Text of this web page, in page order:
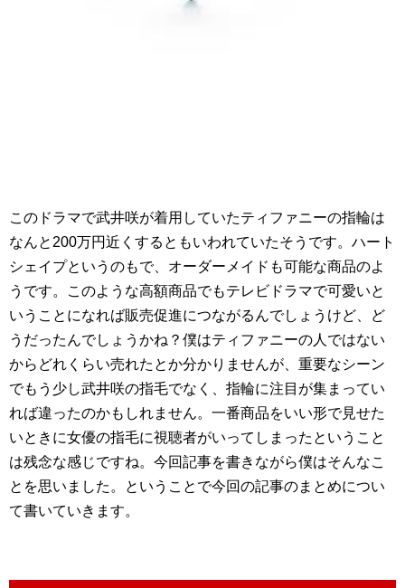
このドラマで武井咲が着用していたティファニーの指輪は
なんと200万円近くするともいわれていたそうです。ハート
シェイプというのもで、オーダーメイドも可能な商品のよ
うです。このような高額商品でもテレビドラマで可愛いと
いうことになれば販売促進につながるんでしょうけど、ど
うだったんでしょうかね？僕はティファニーの人ではない
からどれくらい売れたとか分かりませんが、重要なシーン
でもう少し武井咲の指毛でなく、指輪に注目が集まってい
れば違ったのかもしれません。一番商品をいい形で見せた
いときに女優の指毛に視聴者がいってしまったということ
は残念な感じですね。今回記事を書きながら僕はそんなこ
とを思いました。ということで今回の記事のまとめについ
て書いていきます。